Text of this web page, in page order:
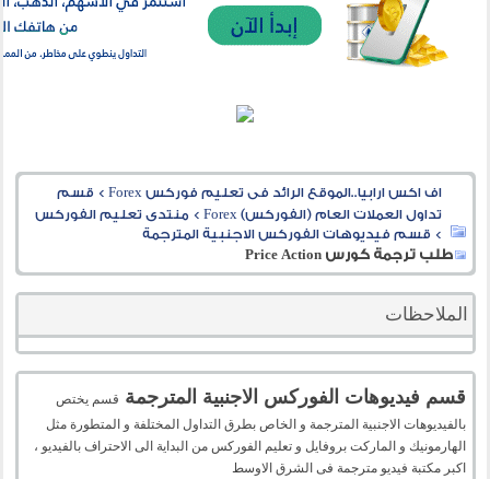
اف اكس ارابيا..الموقع الرائد فى تعليم فوركس Forex > قسم
تداول العملات العام (الفوركس) Forex
> منتدى تعليم الفوركس
> قسم فيديوهات الفوركس الاجنبية المترجمة
طلب ترجمة كورس Price Action
الملاحظات
قسم فيديوهات الفوركس الاجنبية المترجمة قسم يختص
بالفيديوهات الاجنبية المترجمة و الخاص بطرق التداول المختلفة و المتطورة مثل
الهارمونيك و الماركت بروفايل و تعليم الفوركس من البداية الى الاحتراف بالفيديو ،
اكبر مكتبة فيديو مترجمة فى الشرق الاوسط